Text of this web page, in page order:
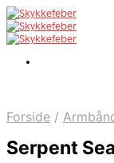
Forside /
Serpent